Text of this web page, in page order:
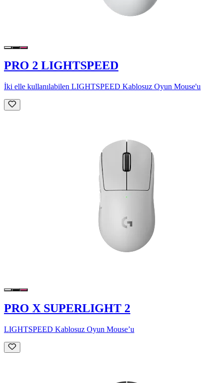
PRO 2 LIGHTSPEED
İki elle kullanılabilen LIGHTSPEED Kablosuz Oyun Mouse'u
PRO X SUPERLIGHT 2
LIGHTSPEED Kablosuz Oyun Mouse’u